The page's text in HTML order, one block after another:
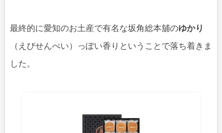
最終的に愛知のお土産で有名な坂角総本舖のゆかり
（えびせんべい）っぽい香りということで落ち着きま
した。